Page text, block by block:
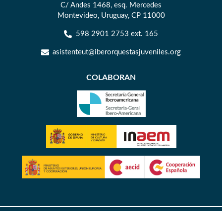
C/ Andes 1468, esq. Mercedes
Montevideo, Uruguay, CP 11000
598 2901 2753 ext. 165
asistenteut@iberorquestasjuveniles.org
COLABORAN